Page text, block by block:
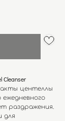
Cleanser
центеллы
ежедневного
раздражения.
для